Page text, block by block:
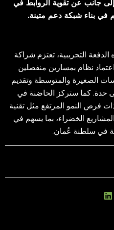
جانب عن تقوية الروابط في
في بناء شبكة دعم متينة.
التجريبية، تعتزم شراكة
نظام بمسارين منفصلين
الصغيرة والمتوسطة وتقديم
كما ستركز الحاضنة في
فرص النمو المرتفع مثل تقنية
الخضراء، بما يسهم في
في سلطنة عُمان.